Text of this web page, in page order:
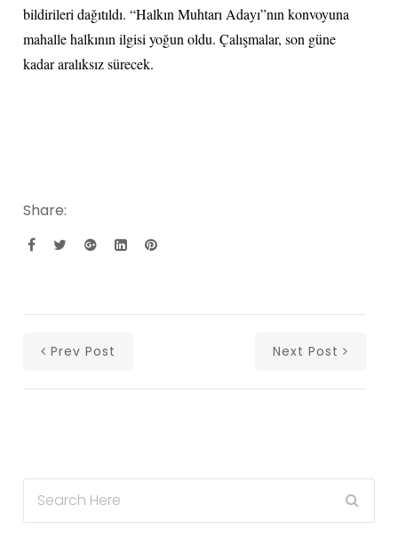
bildirileri dağıtıldı. “Halkın Muhtarı Adayı”nın konvoyuna
mahalle halkının ilgisi yoğun oldu. Çalışmalar, son güne
kadar aralıksız sürecek.
Share:
Prev Post Next Post